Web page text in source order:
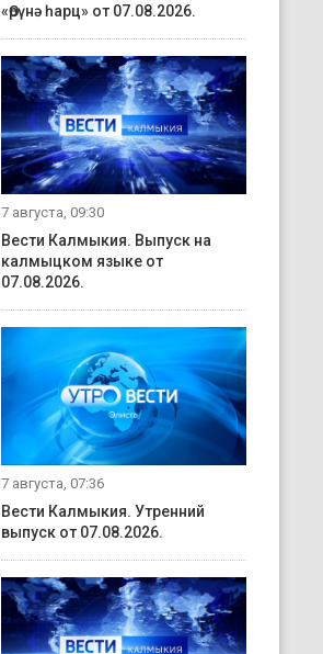
«Өрүнә һарц» от 07.08.2026.
7 августа, 09:30
Вести Калмыкия. Выпуск на
калмыцком языке от
07.08.2026.
7 августа, 07:36
Вести Калмыкия. Утренний
выпуск от 07.08.2026.